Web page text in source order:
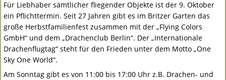
Für Liebhaber sämtlicher fliegender Objekte ist der 9. Oktober
ein Pflichttermin. Seit 27 Jahren gibt es im Britzer Garten das
große Herbstfamilienfest zusammen mit der „Flying Colors
GmbH“ und dem „Drachenclub Berlin“. Der „Internationale
Drachenflugtag“ steht für den Frieden unter dem Motto „One
Sky One World“.
Am Sonntag gibt es von 11:00 bis 17:00 Uhr z.B. Drachen- und